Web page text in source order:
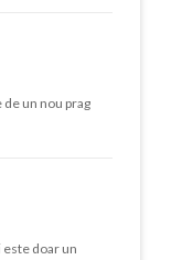
de un nou prag
este doar un